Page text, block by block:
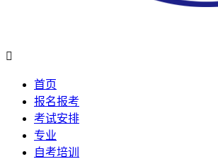

首页
报名报考
考试安排
专业
自考培训